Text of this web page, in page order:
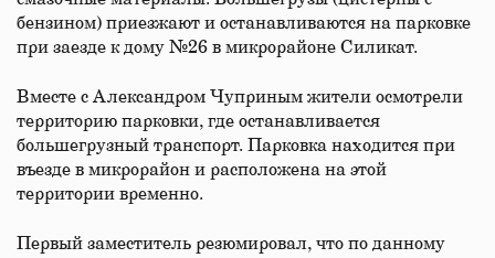
бензином) приезжают и останавливаются на парковке
при заезде к дому №26 в микрорайоне Силикат.
Вместе с Александром Чуприным жители осмотрели
территорию парковки, где останавливается
большегрузный транспорт. Парковка находится при
въезде в микрорайон и расположена на этой
территории временно.
Первый заместитель резюмировал, что по данному